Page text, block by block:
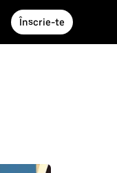
Înscrie-te